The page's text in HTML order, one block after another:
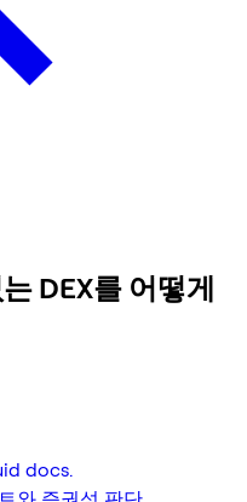
DEX를 어떻게
docs.